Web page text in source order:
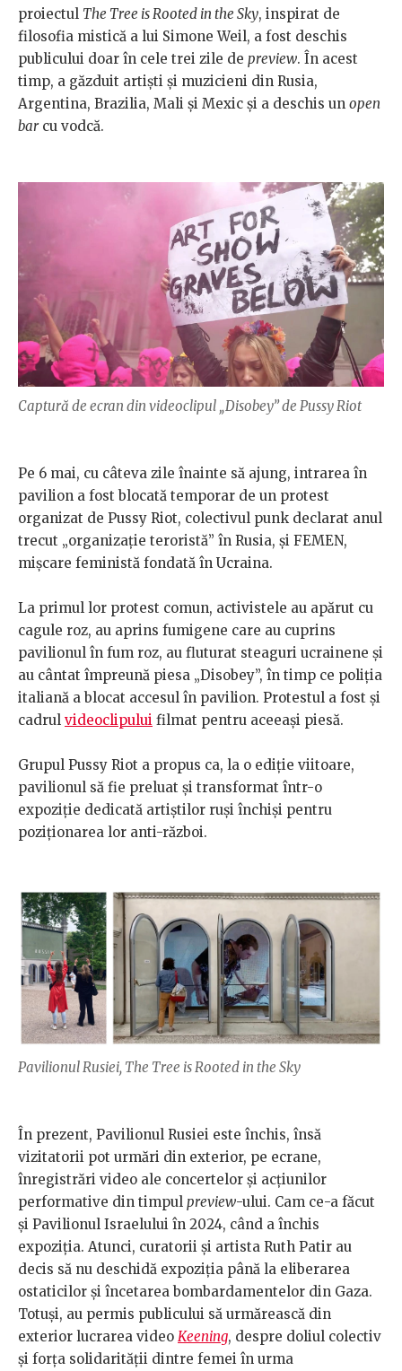
proiectul The Tree is Rooted in the Sky, inspirat de
filosofia mistică a lui Simone Weil, a fost deschis
publicului doar în cele trei zile de preview. În acest
timp, a găzduit artiști și muzicieni din Rusia,
Argentina, Brazilia, Mali și Mexic și a deschis un open
barcu vodcă.
Captură de ecran din videoclipul „Disobey” de Pussy Riot
Pe 6 mai, cu câteva zile înainte să ajung, intrarea în
pavilion a fost blocată temporar de un protest
organizat de Pussy Riot, colectivul punk declarat anul
trecut „organizație teroristă” în Rusia, și FEMEN,
mișcare feministă fondată în Ucraina.
La primul lor protest comun, activistele au apărut cu
cagule roz, au aprins fumigene care au cuprins
pavilionul în fum roz, au fluturat steaguri ucrainene și
au cântat împreună piesa „Disobey”, în timp ce poliția
italiană a blocat accesul în pavilion. Protestul a fost și
cadrul videoclipului filmat pentru aceeași piesă.
Grupul Pussy Riot a propus ca, la o ediție viitoare,
pavilionul să fie preluat și transformat într-o
expoziție dedicată artiștilor ruși închiși pentru
poziționarea lor anti-război.
Pavilionul Rusiei, The Tree is Rooted in the Sky
În prezent, Pavilionul Rusiei este închis, însă
vizitatorii pot urmări din exterior, pe ecrane,
înregistrări video ale concertelor și acțiunilor
performative din timpul preview-ului. Cam ce-a făcut
și Pavilionul Israelului în 2024, când a închis
expoziția. Atunci, curatorii și artista Ruth Patir au
decis să nu deschidă expoziția până la eliberarea
ostaticilor și încetarea bombardamentelor din Gaza.
Totuși, au permis publicului să urmărească din
exterior lucrarea video Keening, despre doliul colectiv
și forța solidarității dintre femei în urma